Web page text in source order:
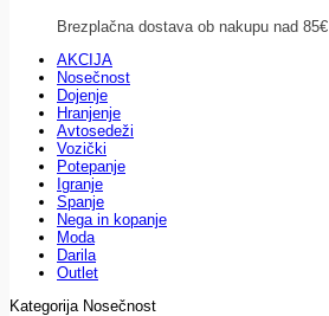
Brezplačna dostava ob nakupu nad 85€
AKCIJA
Nosečnost
Dojenje
Hranjenje
Avtosedeži
Vozički
Potepanje
Igranje
Spanje
Nega in kopanje
Moda
Darila
Outlet
Kategorija Nosečnost